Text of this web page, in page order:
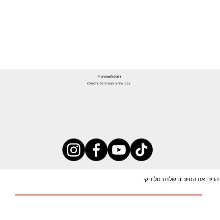
רוצים לשמוע עוד?
עקבו אחרינו והצטרפו לסיורים שלנו!
הכירו את הסיורים שלנו בסלוניקי